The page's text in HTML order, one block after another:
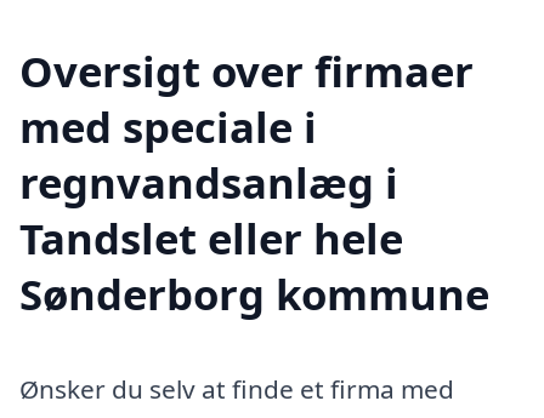
Oversigt over firmaer
med speciale i
regnvandsanlæg i
Tandslet eller hele
Sønderborg kommune
Ønsker du selv at finde et firma med